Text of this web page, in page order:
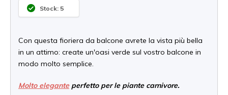
Stock: 5
Con questa fioriera da balcone avrete la vista più bella
in un attimo: create un'oasi verde sul vostro balcone in
modo molto semplice.
Molto eleganteperfetto per le piante carnivore.